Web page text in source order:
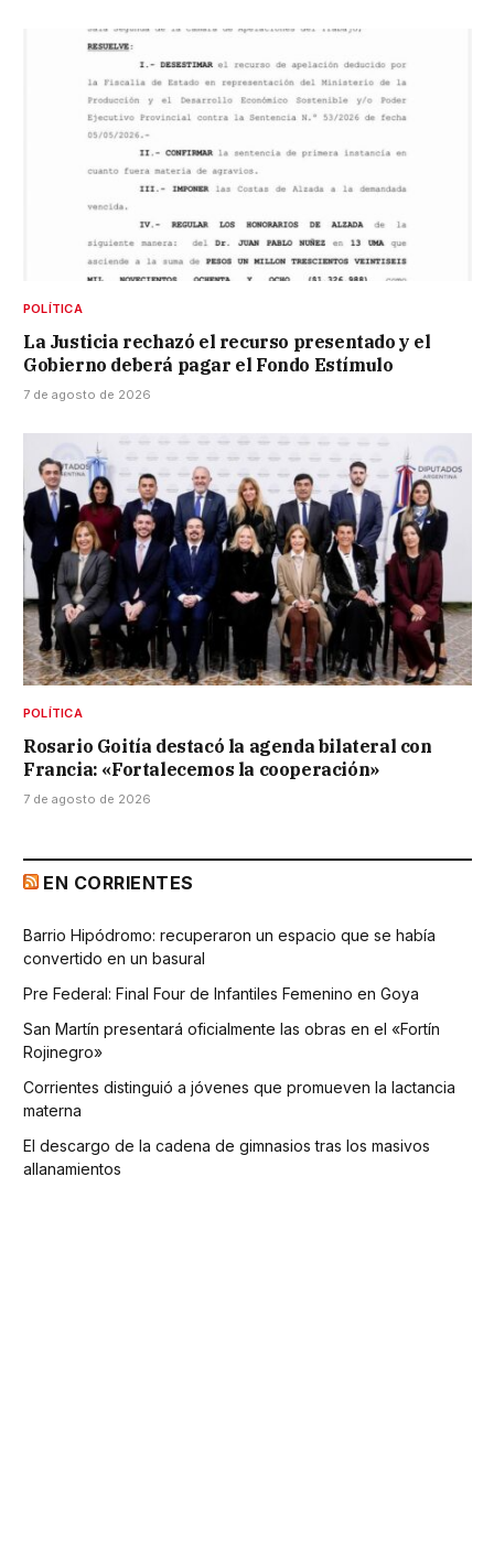
POLÍTICA
La Justicia rechazó el recurso presentado y el
Gobierno deberá pagar el Fondo Estímulo
7 de agosto de 2026
POLÍTICA
Rosario Goitía destacó la agenda bilateral con
Francia: «Fortalecemos la cooperación»
7 de agosto de 2026
EN CORRIENTES
Barrio Hipódromo: recuperaron un espacio que se había
convertido en un basural
Pre Federal: Final Four de Infantiles Femenino en Goya
San Martín presentará oficialmente las obras en el «Fortín
Rojinegro»
Corrientes distinguió a jóvenes que promueven la lactancia
materna
El descargo de la cadena de gimnasios tras los masivos
allanamientos